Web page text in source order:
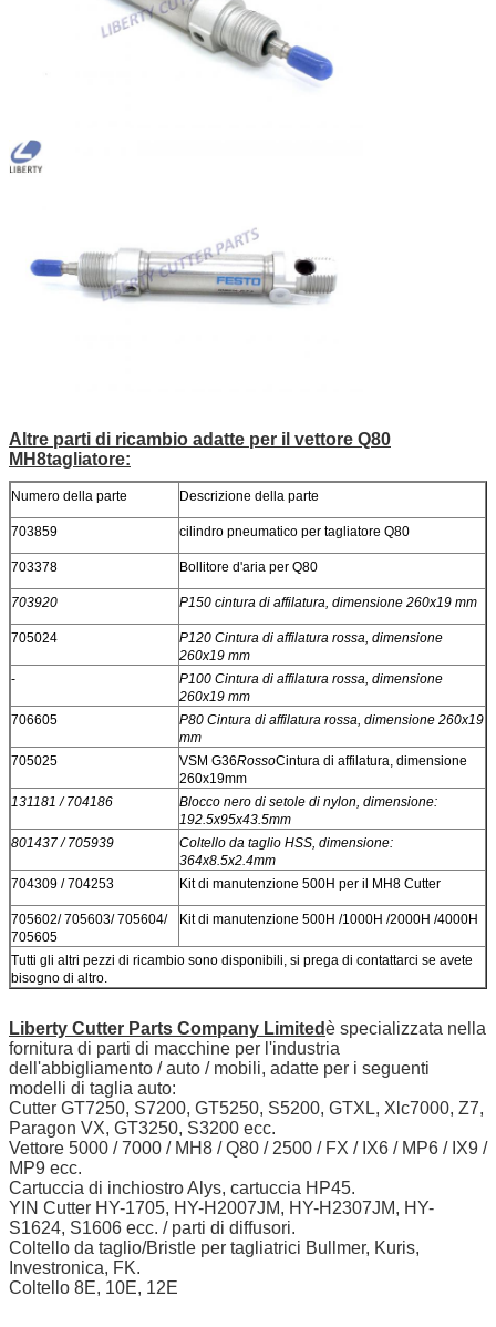
Altre parti di ricambio adatte per il vettore Q80
MH8tagliatore:
Numero della parte Descrizione della parte
703859 cilindro pneumatico per tagliatore Q80
703378 Bollitore d'aria per Q80
703920 P150 cintura di affilatura, dimensione 260x19 mm
705024
P120 Cintura di affilatura rossa, dimensione
260x19 mm
-
P100 Cintura di affilatura rossa, dimensione
260x19 mm
706605
P80 Cintura di affilatura rossa, dimensione 260x19
mm
705025
VSM G36RossoCintura di affilatura, dimensione
260x19mm
131181 / 704186
Blocco nero di setole di nylon, dimensione:
192.5x95x43.5mm
801437 / 705939
Coltello da taglio HSS, dimensione:
364x8.5x2.4mm
704309 / 704253
Kit di manutenzione 500H per il MH8 Cutter
705602/ 705603/ 705604/
705605
Kit di manutenzione 500H /1000H /2000H /4000H
Tutti gli altri pezzi di ricambio sono disponibili, si prega di contattarci se avete
bisogno di altro.
Liberty Cutter Parts Company Limitedè specializzata nella
fornitura di parti di macchine per l'industria
dell'abbigliamento / auto / mobili, adatte per i seguenti
modelli di taglia auto:
Cutter GT7250, S7200, GT5250, S5200, GTXL, Xlc7000, Z7,
Paragon VX, GT3250, S3200 ecc.
Vettore 5000 / 7000 / MH8 / Q80 / 2500 / FX / IX6 / MP6 / IX9 /
MP9 ecc.
Cartuccia di inchiostro Alys, cartuccia HP45.
YIN Cutter HY-1705, HY-H2007JM, HY-H2307JM, HY-
S1624, S1606 ecc. / parti di diffusori.
Coltello da taglio/Bristle per tagliatrici Bullmer, Kuris,
Investronica, FK.
Coltello 8E, 10E, 12E